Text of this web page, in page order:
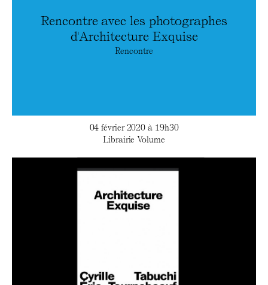
Rencontre avec les photographes
d'Architecture Exquise
Rencontre
04 février 2020 à 19h30
Librairie Volume